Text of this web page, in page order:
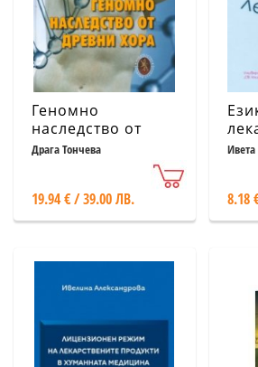
Геномно
наследство от
древни хора
Драга Тончева
19.94 € / 39.00 ЛВ. 8.18